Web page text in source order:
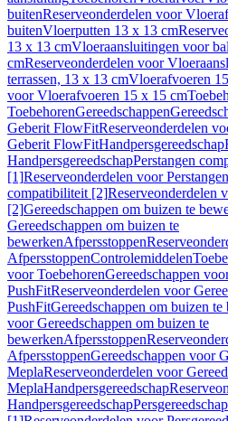
buitenReserveonderdelen voor
buitenVloerputten 13 x 13 cm
13 x 13 cmVloeraansluitingen voor
cmReserveonderdelen voor
terrassen, 13 x 13 cmVloerafvoeren
voor Vloerafvoeren 15 x 15 cm
ToebehorenGereedschappen
Geberit FlowFitReserveonderdelen
Geberit FlowFitHandpersgereedschap
HandpersgereedschapPerstangen
[1]Reserveonderdelen voor
compatibiliteit [2]Reserveonderdelen
[2]Gereedschappen om buizen te
Gereedschappen om buizen te
bewerkenAfpersstoppen
AfpersstoppenControlemiddelen
voor ToebehorenGereedschappen
PushFitReserveonderdelen voor
PushFitGereedschappen om buizen te
voor Gereedschappen om buizen te
bewerkenAfpersstoppen
AfpersstoppenGereedschappen voor
MeplaReserveonderdelen voor
MeplaHandpersgereedschap
Handpersgereedschap